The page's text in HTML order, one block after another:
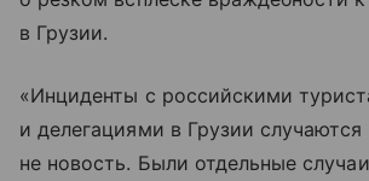
в Грузии.
«Инциденты с российскими
и делегациями в Грузии
не новость. Были отдельные